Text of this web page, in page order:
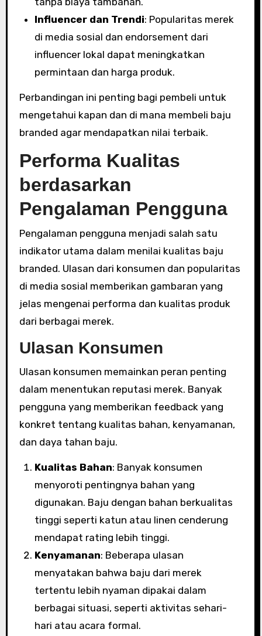
Influencer dan Trendi: Popularitas merek
di media sosial dan endorsement dari
influencer lokal dapat meningkatkan
permintaan dan harga produk.
Perbandingan ini penting bagi pembeli untuk
mengetahui kapan dan di mana membeli baju
branded agar mendapatkan nilai terbaik.
Performa Kualitas
berdasarkan
Pengalaman Pengguna
Pengalaman pengguna menjadi salah satu
indikator utama dalam menilai kualitas baju
branded. Ulasan dari konsumen dan popularitas
di media sosial memberikan gambaran yang
jelas mengenai performa dan kualitas produk
dari berbagai merek.
Ulasan Konsumen
Ulasan konsumen memainkan peran penting
dalam menentukan reputasi merek. Banyak
pengguna yang memberikan feedback yang
konkret tentang kualitas bahan, kenyamanan,
dan daya tahan baju.
Kualitas Bahan: Banyak konsumen
menyoroti pentingnya bahan yang
digunakan. Baju dengan bahan berkualitas
tinggi seperti katun atau linen cenderung
mendapat rating lebih tinggi.
Kenyamanan: Beberapa ulasan
menyatakan bahwa baju dari merek
tertentu lebih nyaman dipakai dalam
berbagai situasi, seperti aktivitas sehari-
hari atau acara formal.